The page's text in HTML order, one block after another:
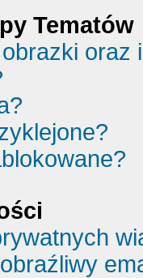
Tematów
oraz